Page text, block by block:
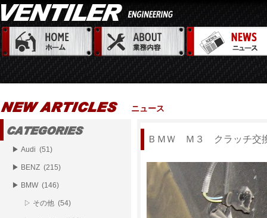
ニュース
ＢＭＷ Ｍ３ クラッチ交
▶ Audi (51)
▶ BENZ (215)
▶ BMW (146)
▷ その他 (54)